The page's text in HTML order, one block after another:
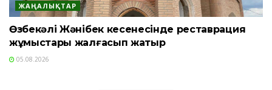
ЖАҢАЛЫҚТАР
Өзбекәлі Жәнібек кесенесінде реставрация
жұмыстары жалғасып жатыр
05.08.2026